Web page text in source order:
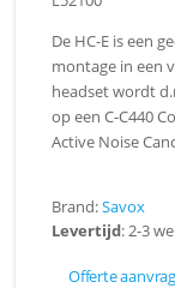
De HC-E is een
montage in een
headset wordt
op een C-C440
Active Noise
Brand:Savox
Levertijd: 2-3
Offerte